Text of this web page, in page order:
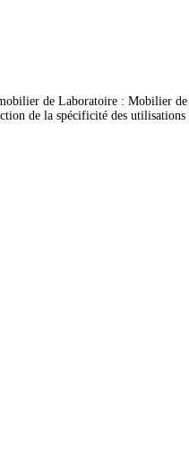
mobilier de Laboratoire :
de la spécificité des